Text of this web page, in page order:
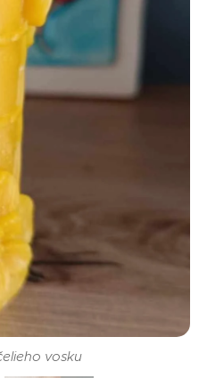
vosku
vosku